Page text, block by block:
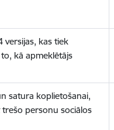
versijas, kas tiek
kā apmeklētājs
satura koplietošanai,
personu sociālos